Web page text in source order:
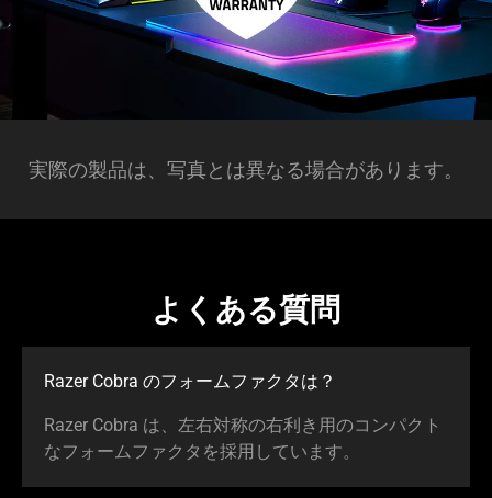
実際の製品は、写真とは異なる場合があります。
よくある質問
Razer Cobra のフォームファクタは？
Razer Cobra は、左右対称の右利き用のコンパクト
なフォームファクタを採用しています。